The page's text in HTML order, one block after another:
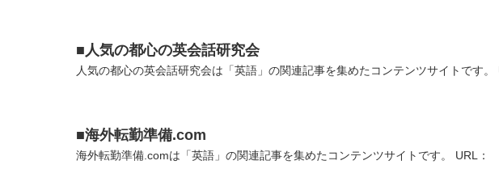
■人気の都心の英会話研究会
人気の都心の英会話研究会は「英語」の関連記事を集めたコンテンツサイトです。
■海外転勤準備.com
海外転勤準備.comは「英語」の関連記事を集めたコンテンツサイトです。 URL：